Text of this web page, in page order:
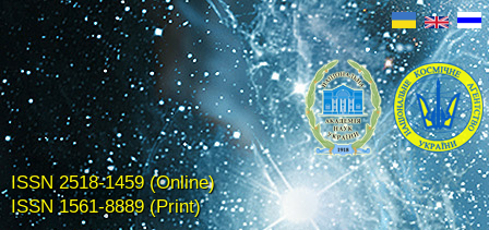
ISSN 2518-1459 (Online)
ISSN 1561-8889 (Print)